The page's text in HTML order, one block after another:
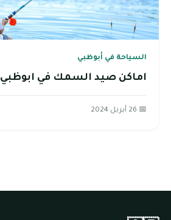
السياحة في أبوظبي
اماكن صيد السمك في ابوظبي
📅 26 أبريل 2024